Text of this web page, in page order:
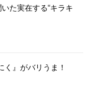
た実在する“キラキ
く』がバリうま！